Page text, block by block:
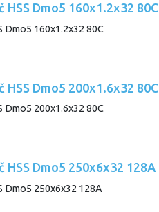
Dmo5 160x1.2x32 80C
Dmo5 200x1.6x32 80C
Dmo5 250x6x32 128A